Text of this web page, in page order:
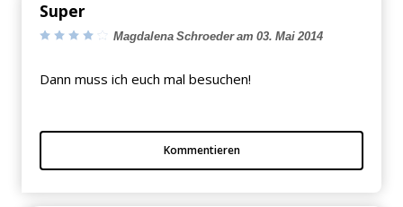
Super
Magdalena Schroeder am 03. Mai 2014
Dann muss ich euch mal besuchen!
Kommentieren
KEINE ANGEBOTE